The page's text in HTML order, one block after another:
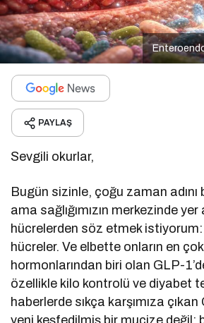
PAYLAŞ
Sevgili okurlar,
Bugün sizinle, çoğu zaman adını
ama sağlığımızın merkezinde
hücrelerden söz etmek
hücreler. Ve elbette onların en
hormonlarından biri olan GLP-
özellikle kilo kontrolü ve diyabet
haberlerde sıkça karşımıza